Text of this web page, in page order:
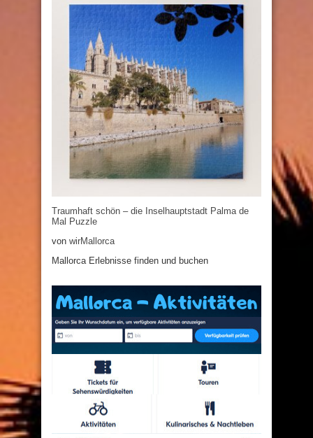
Traumhaft schön – die Inselhauptstadt Palma de
Mal Puzzle
von wirMallorca
Mallorca Erlebnisse finden und buchen